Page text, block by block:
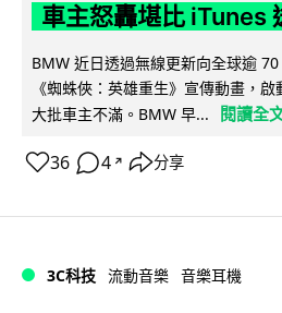
車主怒轟堪比 iTunes
BMW 近日透過無線更新向全球逾
《蜘蛛俠：英雄重生》宣傳動畫，
大批車主不滿。BMW 早...
閱讀全
36 4 ↗ 分享
3C科技 流動音樂 音樂耳機